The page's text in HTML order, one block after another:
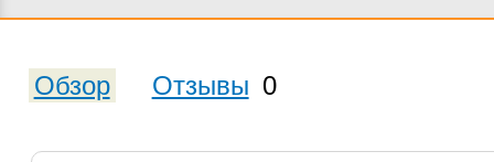
Обзор Отзывы 0